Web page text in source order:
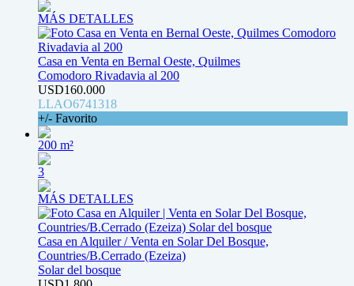
MÁS DETALLES
Casa en Venta en Bernal Oeste, Quilmes
Comodoro Rivadavia al 200
USD160.000
LLAO6741318
+/- Favorito
200 m²
3
MÁS DETALLES
Casa en Alquiler / Venta en Solar Del Bosque,
Countries/B.Cerrado (Ezeiza)
Solar del bosque